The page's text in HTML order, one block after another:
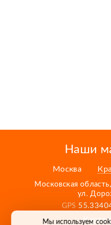
Наши
Москва
Московская
ул.
GPS
Карта
Мы используем